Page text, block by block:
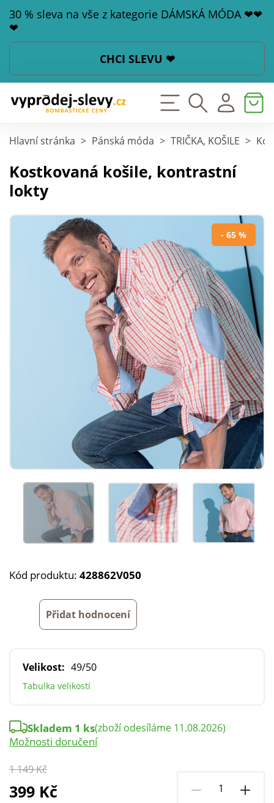
30 % sleva na vše z kategorie DÁMSKÁ MÓDA ❤❤
❤
CHCI SLEVU ❤
Hlavní stránka > Pánská móda > TRIČKA, KOŠILE >
Kostkovaná košile, kontrastní
lokty
- 65 %
Kód produktu: 428862V050
Přidat hodnocení
Velikost: 49/50
Tabulka velikostí
1 149 Kč
399 Kč
Skladem 1 ks(zboží odesíláme 11.08.2026)
Možnosti doručení